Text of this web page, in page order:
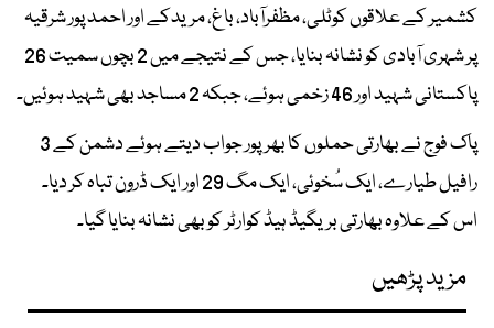
کشمیر کے علاقوں کوٹلی، مظفرآباد، باغ، مریدکے اور احمد پور شرقیہ
پر شہری آبادی کو نشانہ بنایا، جس کے نتیجے میں 2 بچوں سمیت 26
پاکستانی شہید اور 46 زخمی ہوئے، جبکہ 2 مساجد بھی شہید ہوئیں۔
پاک فوج نے بھارتی حملوں کا بھرپور جواب دیتے ہوئے دشمن کے 3
رافیل طیارے، ایک سُخوئی، ایک مگ 29 اور ایک ڈرون تباہ کر دیا۔
اس کے علاوہ بھارتی بریگیڈ ہیڈ کوارٹر کو بھی نشانہ بنایا گیا۔
مزید پڑھیں